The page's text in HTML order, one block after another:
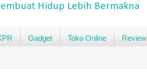
Hidup Lebih Bermakna
Gadget Toko Online Review